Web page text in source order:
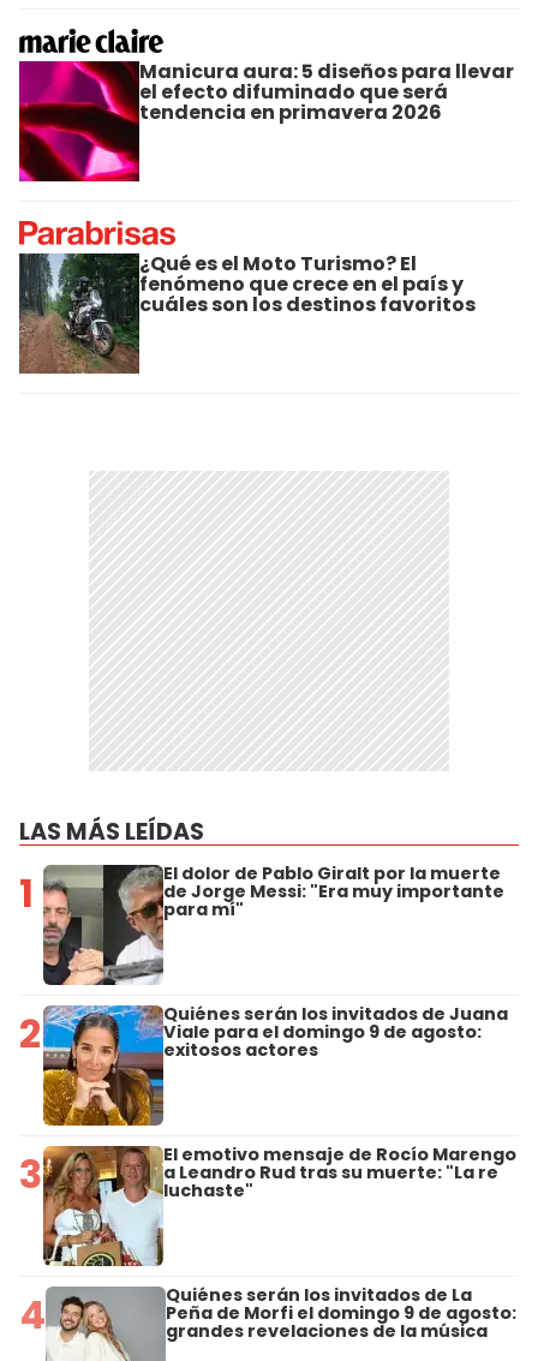
Manicura aura: 5 diseños para llevar
el efecto difuminado que será
tendencia en primavera 2026
¿Qué es el Moto Turismo? El
fenómeno que crece en el país y
cuáles son los destinos favoritos
LAS MÁS LEÍDAS
1 El dolor de Pablo Giralt por la muerte
de Jorge Messi: "Era muy importante
para mí"
2 Quiénes serán los invitados de Juana
Viale para el domingo 9 de agosto:
exitosos actores
3 El emotivo mensaje de Rocío Marengo
a Leandro Rud tras su muerte: "La re
luchaste"
4 Quiénes serán los invitados de La
Peña de Morfi el domingo 9 de agosto:
grandes revelaciones de la música